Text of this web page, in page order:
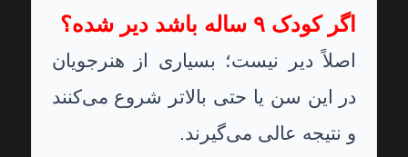
اگر کودک ۹ ساله باشد دیر شده؟
اصلاً دیر نیست؛ بسیاری از هنرجویان
در این سن یا حتی بالاتر شروع می‌کنند
و نتیجه عالی می‌گیرند.